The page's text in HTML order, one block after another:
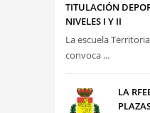
TITULACIÓN
NIVELES I Y II
La escuela
convoca ...
LA